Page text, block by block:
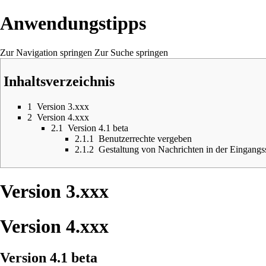
Anwendungstipps
Zur Navigation springen Zur Suche springen
Inhaltsverzeichnis
1
Version 3.xxx
2 Version 4.xxx
2.1
Version 4.1 beta
2.1.1
Benutzerrechte vergeben
2.1.2 Gestaltung von Nachrichten in der
Version 3.xxx
Version 4.xxx
Version 4.1 beta